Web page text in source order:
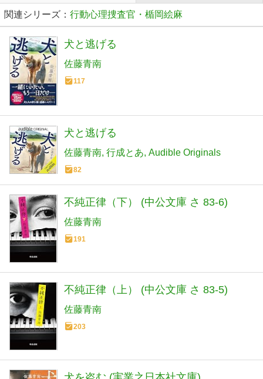
関連シリーズ： 行動心理捜査官・楯岡絵麻
犬と逃げる
佐藤青南
117
犬と逃げる
佐藤青南 行成とあ Audible Originals
82
不純正律（下） (中公文庫 さ 83-6)
佐藤青南
191
不純正律（上） (中公文庫 さ 83-5)
佐藤青南
203